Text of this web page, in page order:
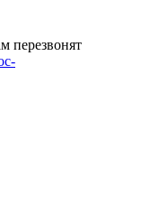
перезвонят